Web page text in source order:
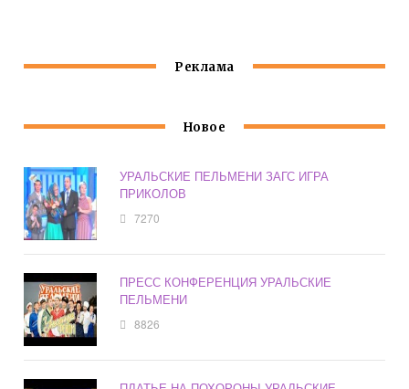
Реклама
Новое
УРАЛЬСКИЕ ПЕЛЬМЕНИ ЗАГС ИГРА
ПРИКОЛОВ
7270
ПРЕСС КОНФЕРЕНЦИЯ УРАЛЬСКИЕ
ПЕЛЬМЕНИ
8826